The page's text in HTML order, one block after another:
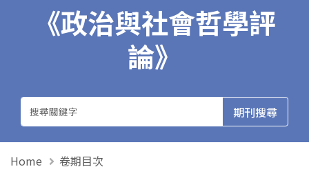
《政治與社會哲學評
論》
Home
卷期目次